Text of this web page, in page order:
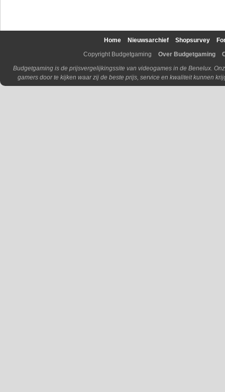
Home Nieuwsarchief Shopsurvey
Copyright Budgetgaming
Over Budgetgaming
Budgetgaming is de prijsvergelijkingssite van videogames in de Benelux.
gamers door te kijken waar zij de beste prijs, service en kwaliteit kunnen